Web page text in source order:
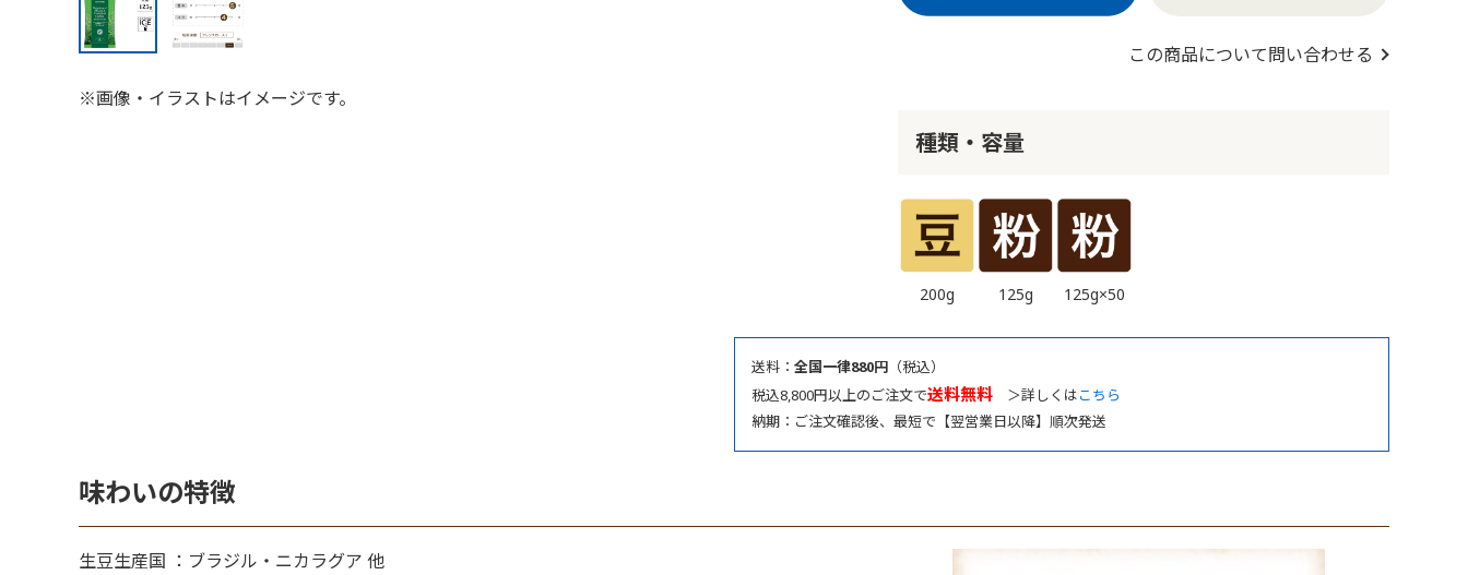
※画像・イラストはイメージです。
この商品について問い合わせる
種類・容量
200g 125g 125g×50
送料： 全国一律880円 （税込）
税込8,800円以上のご注文で送料無料 ＞詳しくはこちら
納期：ご注文確認後、最短で【翌営業日以降】順次発送
味わいの特徴
生豆生産国 ：ブラジル・ニカラグア 他